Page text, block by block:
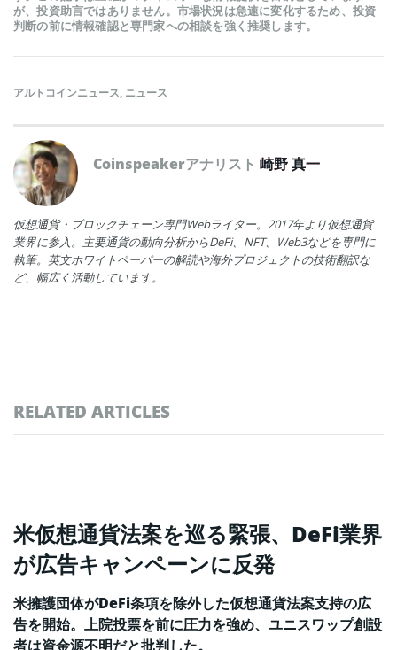
が、投資助言ではありません。市場状況は急速に変化するため、投資
判断の前に情報確認と専門家への相談を強く推奨します。
アルトコインニュース, ニュース
Coinspeakerアナリスト 崎野 真一
仮想通貨・ブロックチェーン専門Webライター。2017年より仮想通貨
業界に参入。主要通貨の動向分析からDeFi、NFT、Web3などを専門に
執筆。英文ホワイトペーパーの解読や海外プロジェクトの技術翻訳な
ど、幅広く活動しています。
RELATED ARTICLES
米仮想通貨法案を巡る緊張、DeFi業界
が広告キャンペーンに反発
米擁護団体がDeFi条項を除外した仮想通貨法案支持の広
告を開始。上院投票を前に圧力を強め、ユニスワップ創設
者は資金源不明だと批判した。